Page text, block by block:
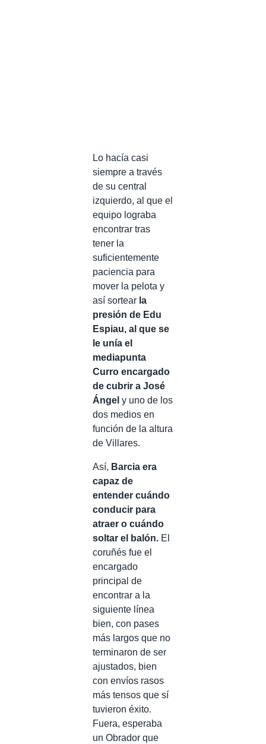
Lo hacía casi
siempre a través
de su central
izquierdo, al que el
equipo lograba
encontrar tras
tener la
suficientemente
paciencia para
mover la pelota y
así sortear la
presión de Edu
Espiau, al que se
le unía el
mediapunta
Curro encargado
de cubrir a José
Ángel y uno de los
dos medios en
función de la altura
de Villares.
Así, Barcia era
capaz de
entender cuándo
conducir para
atraer o cuándo
soltar el balón. El
coruñés fue el
encargado
principal de
encontrar a la
siguiente línea
bien, con pases
más largos que no
terminaron de ser
ajustados, bien
con envíos rasos
más tensos que sí
tuvieron éxito.
Fuera, esperaba
un Obrador que